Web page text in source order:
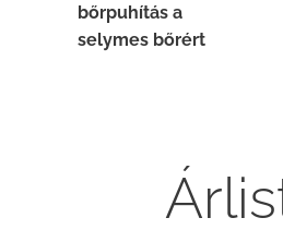
bőrpuhítás a
selymes bőrért